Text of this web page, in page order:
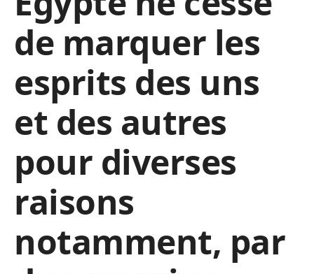
de marquer les
esprits des uns
et des autres
pour diverses
raisons
notamment, par